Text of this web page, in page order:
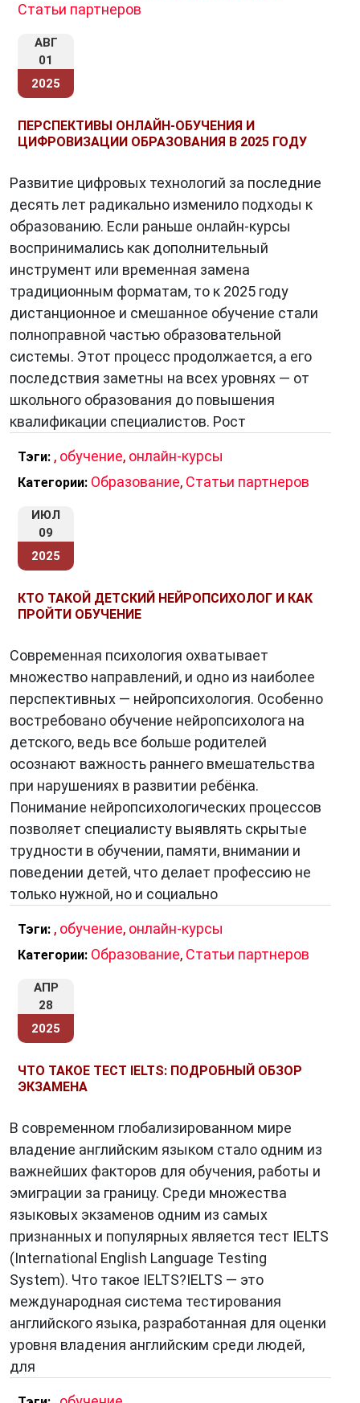
Статьи партнеров
АВГ
01
2025
ПЕРСПЕКТИВЫ ОНЛАЙН-ОБУЧЕНИЯ И
ЦИФРОВИЗАЦИИ ОБРАЗОВАНИЯ В 2025 ГОДУ
Развитие цифровых технологий за последние
десять лет радикально изменило подходы к
образованию. Если раньше онлайн-курсы
воспринимались как дополнительный
инструмент или временная замена
традиционным форматам, то к 2025 году
дистанционное и смешанное обучение стали
полноправной частью образовательной
системы. Этот процесс продолжается, а его
последствия заметны на всех уровнях — от
школьного образования до повышения
квалификации специалистов. Рост
Тэги: , обучение, онлайн-курсы
Категории: Образование, Статьи партнеров
ИЮЛ
09
2025
КТО ТАКОЙ ДЕТСКИЙ НЕЙРОПСИХОЛОГ И КАК
ПРОЙТИ ОБУЧЕНИЕ
Современная психология охватывает
множество направлений, и одно из наиболее
перспективных — нейропсихология. Особенно
востребовано обучение нейропсихолога на
детского, ведь все больше родителей
осознают важность раннего вмешательства
при нарушениях в развитии ребёнка.
Понимание нейропсихологических процессов
позволяет специалисту выявлять скрытые
трудности в обучении, памяти, внимании и
поведении детей, что делает профессию не
только нужной, но и социально
Тэги: , обучение, онлайн-курсы
Категории: Образование, Статьи партнеров
АПР
28
2025
ЧТО ТАКОЕ ТЕСТ IELTS: ПОДРОБНЫЙ ОБЗОР
ЭКЗАМЕНА
В современном глобализированном мире
владение английским языком стало одним из
важнейших факторов для обучения, работы и
эмиграции за границу. Среди множества
языковых экзаменов одним из самых
признанных и популярных является тест IELTS
(International English Language Testing
System). Что такое IELTS?IELTS — это
международная система тестирования
английского языка, разработанная для оценки
уровня владения английским среди людей,
для